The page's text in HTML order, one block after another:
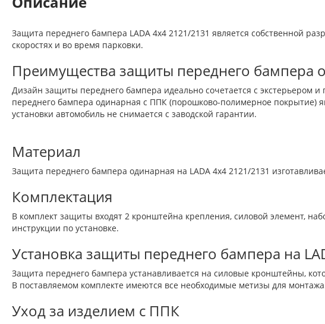
Защита переднего бампера LADA 4x4 2121/2131 является собственной
скоростях и во время парковки.
Преимущества защиты переднего бампера
Дизайн защиты переднего бампера идеально сочетается с экстерьером
переднего бампера одинарная с ППК (порошково-полимерное покрытие)
установки автомобиль не снимается с заводской гарантии.
Материал
Защита переднего бампера одинарная на LADA 4х4 2121/2131
Комплектация
В комплект защиты входят 2 кронштейна крепления, силовой элемент,
инструкции по установке.
Установка защиты переднего бампера на
Защита переднего бампера устанавливается на силовые кронштейны,
В поставляемом комплекте имеются все необходимые метизы для
Уход за изделием с ППК